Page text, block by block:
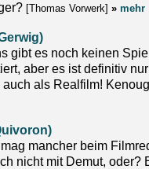
[Thomas Vorwerk] » mehr
gibt es noch keinen
aber es ist definitiv
auch als Realfilm!
mancher beim
nicht mit Demut, oder?